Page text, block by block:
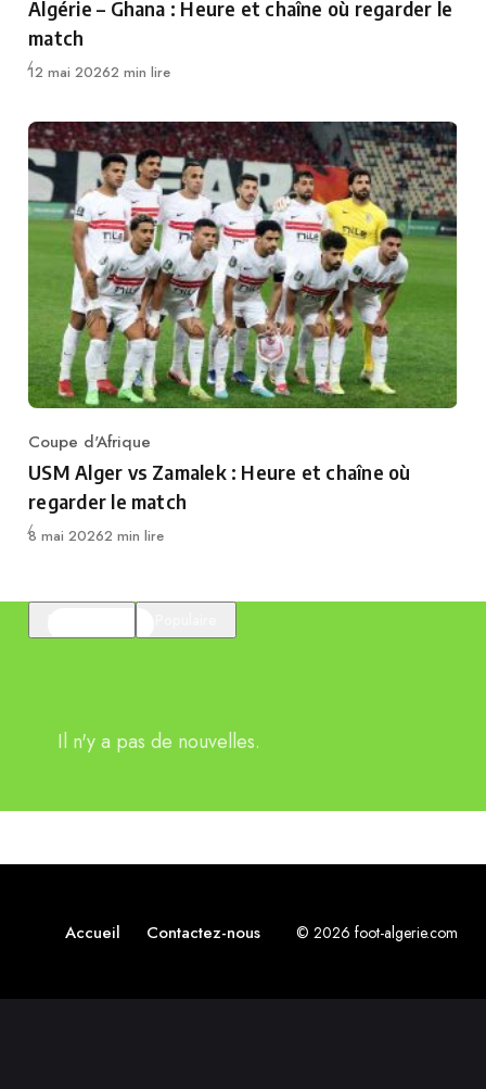
Algérie – Ghana : Heure et chaîne où regarder le
match
Publié
12 mai 20262 min lire
Category
Coupe d'Afrique
USM Alger vs Zamalek : Heure et chaîne où
regarder le match
Publié
8 mai 20262 min lire
Il n'y a pas de nouvelles.
Accueil Contactez-nous © 2026 foot-algerie.com